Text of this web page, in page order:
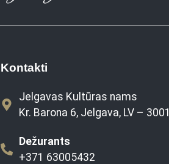
Kontakti
Jelgavas Kultūras nams
Kr. Barona 6, Jelgava, LV – 3001
Dežurants
+371 63005432